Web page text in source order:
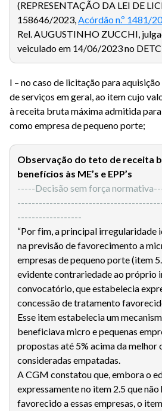
(REPRESENTAÇÃO DA LEI DE
158646/2023,Acórdão n.º 1481/
Rel. AUGUSTINHO ZUCCHI,
veiculado em 14/06/2023 no
I – no caso de licitação para
de serviços em geral, ao item cujo
à receita bruta máxima admitida
como empresa de pequeno porte;
Observação do teto de receita
benefícios às ME’s e EPP’s
-----Decisão sem força
------------------
“Por fim, a principal irregularidade
na previsão de favorecimento a
empresas de pequeno porte (item
evidente contrariedade ao próprio
convocatório, que estabelecia
concessão de tratamento
Esse item estabelecia um
beneficiava micro e pequenas
propostas até 5% acima da melhor
consideradas empatadas.
A CGM constatou que, embora o
expressamente no item 2.5 que
favorecido a essas empresas, o